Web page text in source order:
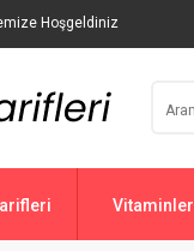
Hoşgeldiniz
Vitaminler